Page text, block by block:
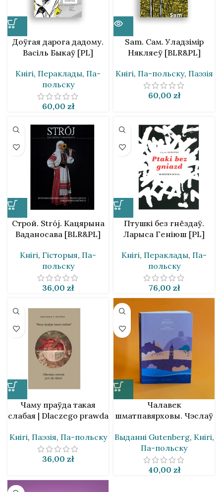
Доўгая дарога дадому.
Васіль Быкаў [PL]
Кнігі, Пераклады, Па-
польску
60,00 zł
Sam. Сам. Уладзімір
Някляеў [BLR&PL]
Кнігі, Па-польску, Паэзія
60,00 zł
Строй. Strój. Кацярына
Ваданосава [BLR&PL]
Кнігі, Гісторыя, Па-
польску
36,00 zł
Птушкі без гнёздаў.
Ларыса Геніюш [PL]
Кнігі, Пераклады, Па-
польску
76,00 zł
Чаму праўда такая
слабая | Dlaczego prawda
Аркуш [BLR&PL]
Кнігі, Паэзія, Па-польску
36,00 zł
Чалавек
шматпавярховы. Чэслаў
Выданнi Gutenberg, Кнігі,
Па-польску
40,00 zł